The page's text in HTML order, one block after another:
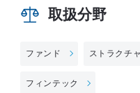
取扱分野
ファンド ストラクチ
フィンテック